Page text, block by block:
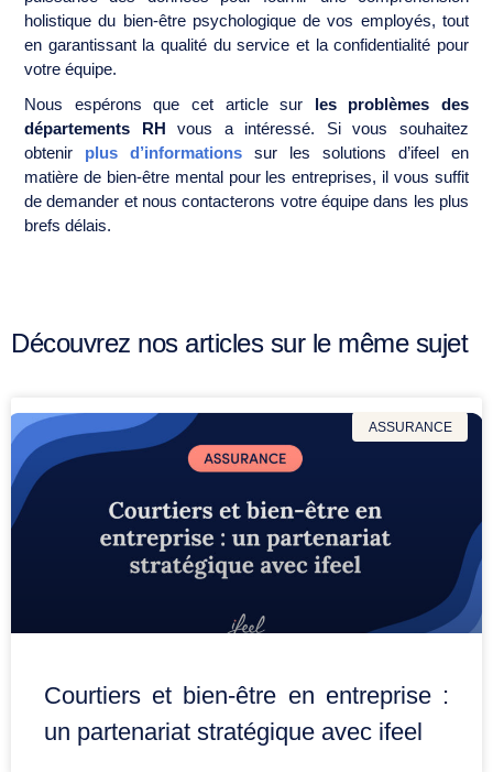
holistique du bien-être psychologique de vos employés, tout
en garantissant la qualité du service et la confidentialité pour
votre équipe.
Nous espérons que cet article sur les problèmes des
départements RHvous a intéressé. Si vous souhaitez
obtenir plus d’informations sur les solutions d’ifeel en
matière de bien-être mental pour les entreprises, il vous suffit
de demander et nous contacterons votre équipe dans les plus
brefs délais.
Découvrez nos articles sur le même sujet
ASSURANCE
Courtiers et bien-être en entreprise :
un partenariat stratégique avec ifeel